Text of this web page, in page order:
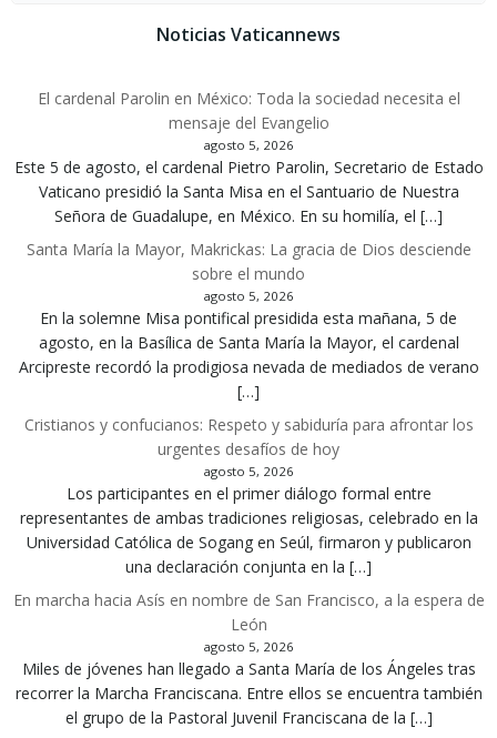
Noticias Vaticannews
El cardenal Parolin en México: Toda la sociedad necesita el
mensaje del Evangelio
agosto 5, 2026
Este 5 de agosto, el cardenal Pietro Parolin, Secretario de Estado
Vaticano presidió la Santa Misa en el Santuario de Nuestra
Señora de Guadalupe, en México. En su homilía, el […]
Santa María la Mayor, Makrickas: La gracia de Dios desciende
sobre el mundo
agosto 5, 2026
En la solemne Misa pontifical presidida esta mañana, 5 de
agosto, en la Basílica de Santa María la Mayor, el cardenal
Arcipreste recordó la prodigiosa nevada de mediados de verano
[…]
Cristianos y confucianos: Respeto y sabiduría para afrontar los
urgentes desafíos de hoy
agosto 5, 2026
Los participantes en el primer diálogo formal entre
representantes de ambas tradiciones religiosas, celebrado en la
Universidad Católica de Sogang en Seúl, firmaron y publicaron
una declaración conjunta en la […]
En marcha hacia Asís en nombre de San Francisco, a la espera de
León
agosto 5, 2026
Miles de jóvenes han llegado a Santa María de los Ángeles tras
recorrer la Marcha Franciscana. Entre ellos se encuentra también
el grupo de la Pastoral Juvenil Franciscana de la […]